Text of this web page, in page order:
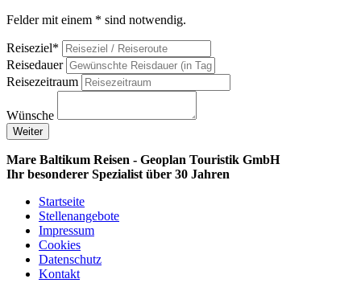
Felder mit einem * sind notwendig.
Reiseziel*
Reisedauer
Reisezeitraum
Wünsche
Weiter
Mare Baltikum Reisen - Geoplan Touristik GmbH
Ihr besonderer Spezialist über 30 Jahren
Startseite
Stellenangebote
Impressum
Cookies
Datenschutz
Kontakt